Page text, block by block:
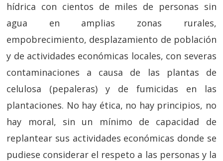
hídrica con cientos de miles de personas sin
agua en amplias zonas rurales,
empobrecimiento, desplazamiento de población
y de actividades económicas locales, con severas
contaminaciones a causa de las plantas de
celulosa (pepaleras) y de fumicidas en las
plantaciones. No hay ética, no hay principios, no
hay moral, sin un mínimo de capacidad de
replantear sus actividades económicas donde se
pudiese considerar el respeto a las personas y la